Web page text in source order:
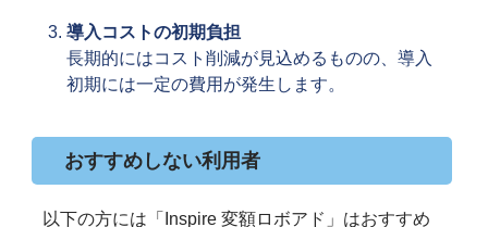
導入コストの初期負担
長期的にはコスト削減が見込めるものの、導入
初期には一定の費用が発生します。
おすすめしない利用者
以下の方には「Inspire 変額ロボアド」はおすすめ